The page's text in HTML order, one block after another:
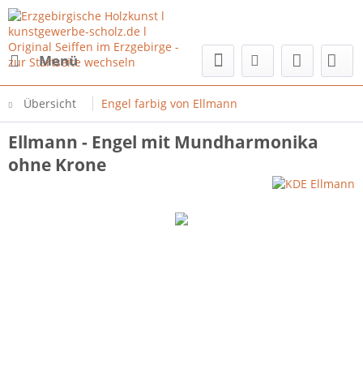
Menü
Übersicht Engel farbig von Ellmann
Ellmann - Engel mit Mundharmonika
ohne Krone